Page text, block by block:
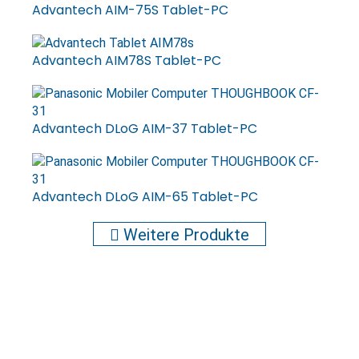
Advantech AIM-75S Tablet-PC
Advantech AIM78S Tablet-PC
Advantech DLoG AIM-37 Tablet-PC
Advantech DLoG AIM-65 Tablet-PC
Weitere Produkte